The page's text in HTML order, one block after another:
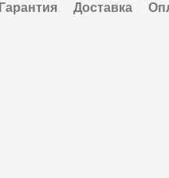
Гарантия Доставка